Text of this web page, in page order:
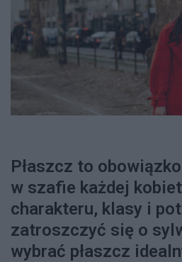
Płaszcz to
w szafie każdej
charakteru, klasy i
zatroszczyć się o
wybrać płaszcz